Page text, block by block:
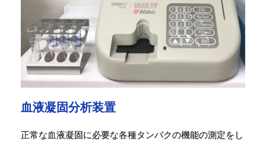
血液凝固分析装置
正常な血液凝固に必要な各種タンパクの機能の測定をし